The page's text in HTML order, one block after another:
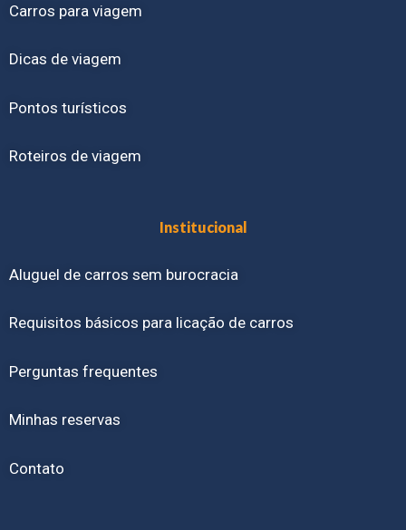
Carros para viagem
Dicas de viagem
Pontos turísticos
Roteiros de viagem
Institucional
Aluguel de carros sem burocracia
Requisitos básicos para licação de carros
Perguntas frequentes
Minhas reservas
Contato